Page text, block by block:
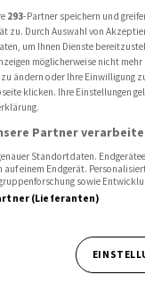
für
293-Partner speichern und
zu. Durch Auswahl von
um Ihnen Dienste
möglicherweise nicht
ändern oder Ihre Einwilligung
klicken. Ihre Einstellungen
Partner
Standortdaten.
einem Endgerät.
sowie
(Lieferanten)